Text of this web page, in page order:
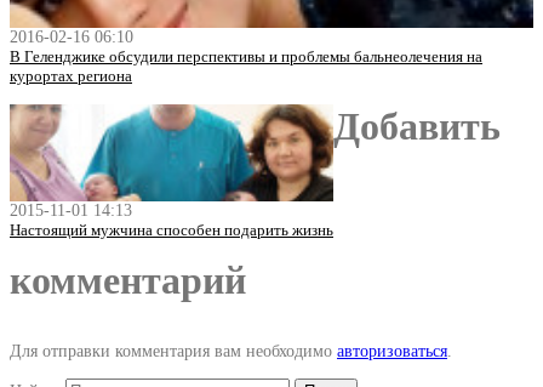
2016-02-16 06:10
В Геленджике обсудили перспективы и проблемы бальнеолечения на
курортах региона
2015-11-01 14:13
Настоящий мужчина способен подарить жизнь
Добавить
комментарий
Для отправки комментария вам необходимо авторизоваться